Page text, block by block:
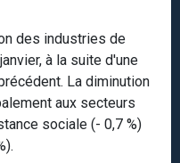
des industries de
à la suite d'une
La diminution
aux secteurs
sociale (- 0,7 %)